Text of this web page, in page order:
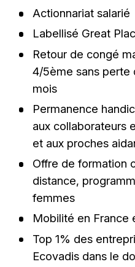
Actionnariat salarié
Labellisé Great
Retour de congé
4/5ème sans perte
mois
Permanence
aux collaborateurs
et aux proches
Offre de formation
distance,
femmes
Mobilité en France
Top 1% des
Ecovadis dans le